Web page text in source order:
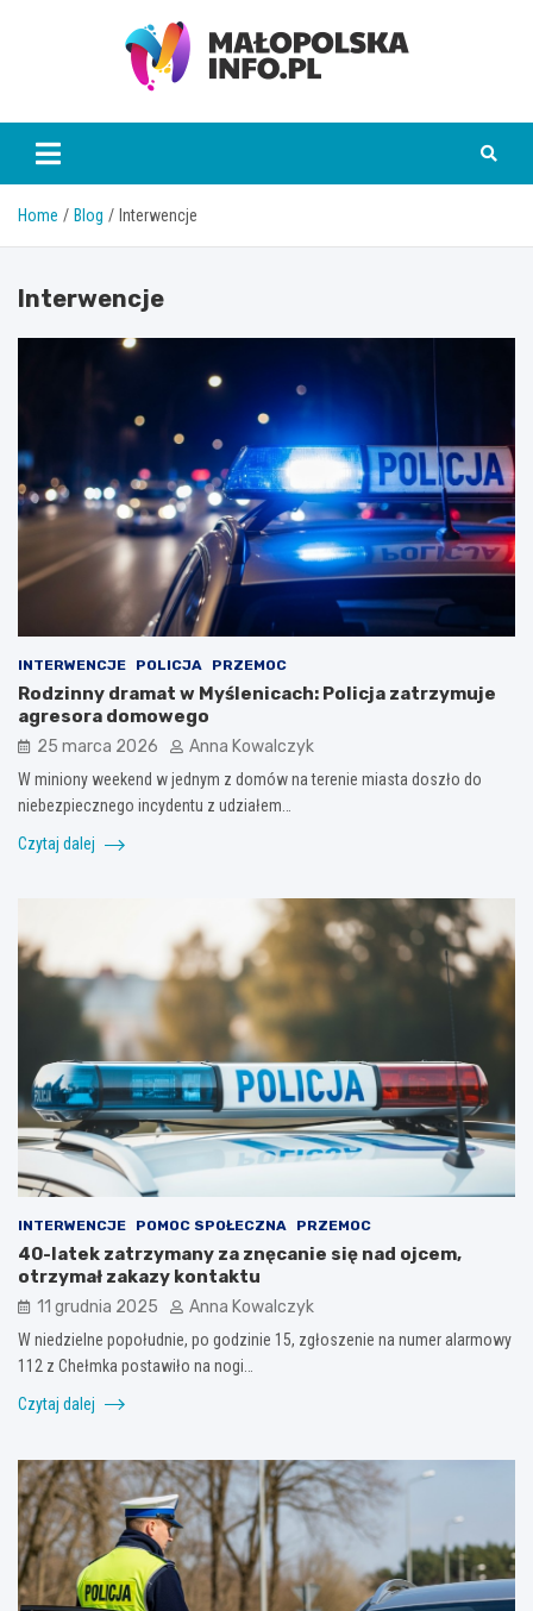
Małopolska Info
Home Blog Interwencje
Interwencje
INTERWENCJE POLICJA PRZEMOC
Rodzinny dramat w Myślenicach: Policja zatrzymuje
agresora domowego
25 marca 2026 Anna Kowalczyk
W miniony weekend w jednym z domów na terenie miasta doszło do
niebezpiecznego incydentu z udziałem…
Czytaj dalej
INTERWENCJE POMOC SPOŁECZNA PRZEMOC
40-latek zatrzymany za znęcanie się nad ojcem,
otrzymał zakazy kontaktu
11 grudnia 2025 Anna Kowalczyk
W niedzielne popołudnie, po godzinie 15, zgłoszenie na numer alarmowy
112 z Chełmka postawiło na nogi…
Czytaj dalej